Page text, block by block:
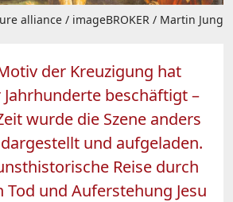
alliance / imageBROKER / Martin Jung
der Kreuzigung hat
beschäftigt –
wurde die Szene anders
und aufgeladen.
Reise durch
Tod und Auferstehung Jesu